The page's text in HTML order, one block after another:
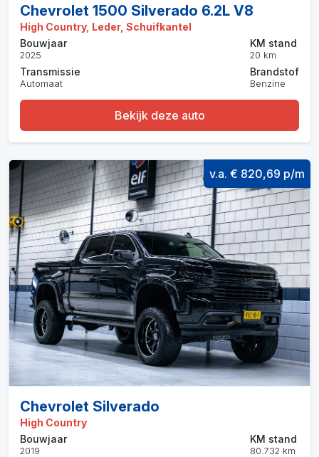
Chevrolet 1500 Silverado 6.2L V8
High Country, Leder, Schuifkantel
Bouwjaar
2025
Transmissie
Automaat
KM stand
20 km
Brandstof
Benzine
Bekijk deze auto
v.a. € 820,69 p/m
Chevrolet Silverado
High Country
Bouwjaar
2019
KM stand
80.732 km